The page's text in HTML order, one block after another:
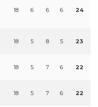
18 6 6 6 24
18 5 8 5 23
18 5 7 6 22
18 5 7 6 22